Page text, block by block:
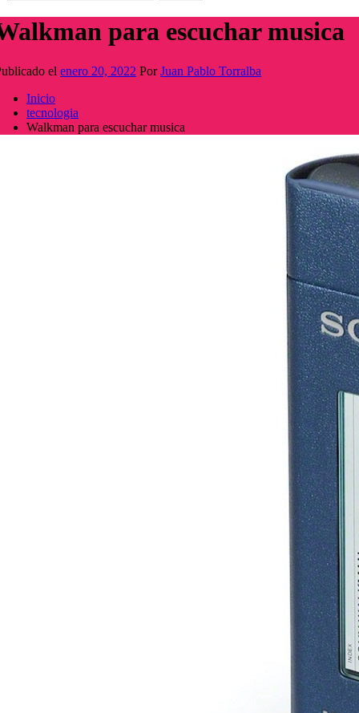
para escuchar musica
el enero 20, 2022 PorJuan Pablo Torralba
Inicio
tecnologia
Walkman para escuchar musica